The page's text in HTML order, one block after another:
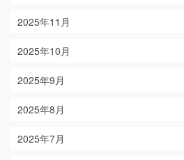
2025年11月
2025年10月
2025年9月
2025年8月
2025年7月